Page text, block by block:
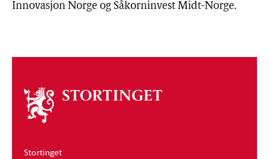
Innovasjon Norge og Såkorninvest Midt-Norge.
Om
stortinget
Stortinget